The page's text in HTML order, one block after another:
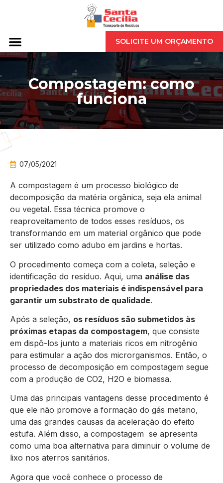
SOLICITE UM ORÇAMENTO
Compostagem: como
funciona
07/05/2021
A compostagem é um processo biológico de
decomposição da matéria orgânica, seja ela animal
ou vegetal. Essa técnica promove o
reaproveitamento de todos esses resíduos, os
transformando em um material orgânico que pode
ser utilizado como adubo em jardins e hortas.
O procedimento começa com a coleta, seleção e
identificação do resíduo. Aqui, uma análise das
propriedades dos materiais é indispensável para
garantir um substrato de qualidade.
Após a seleção, os resíduos são submetidos às
próximas etapas da compostagem, que consiste
em dispô-los junto a materiais ricos em nitrogênio
para estimular a ação dos microrganismos. Então, o
processo de decomposição em compostagem segue
com a produção de CO2, H2O e biomassa.
Uma das principais vantagens desse procedimento é
que ele não promove a formação do gás metano,
uma das grandes causas da aceleração do efeito
estufa. Além disso, a compostagem se apresenta
como uma boa alternativa para diminuir o volume de
lixo nos aterros sanitários.
Agora que você conhece o processo de